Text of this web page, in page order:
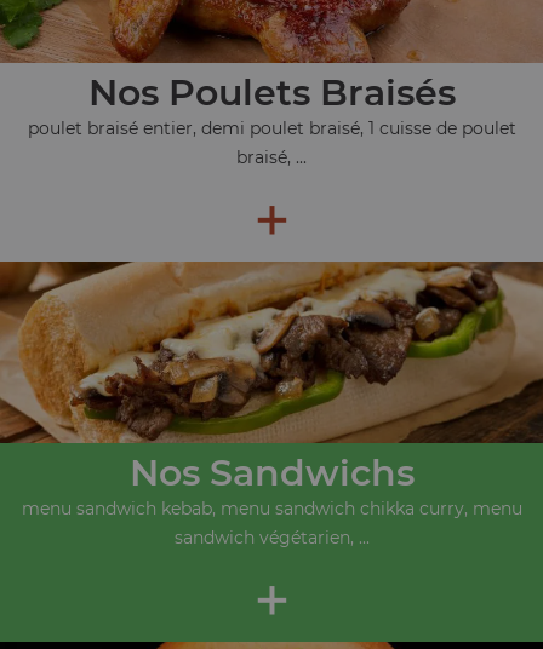
Nos Poulets Braisés
poulet braisé entier, demi poulet braisé, 1 cuisse de poulet
braisé, ...
+
Nos Sandwichs
menu sandwich kebab, menu sandwich chikka curry, menu
sandwich végétarien, ...
+